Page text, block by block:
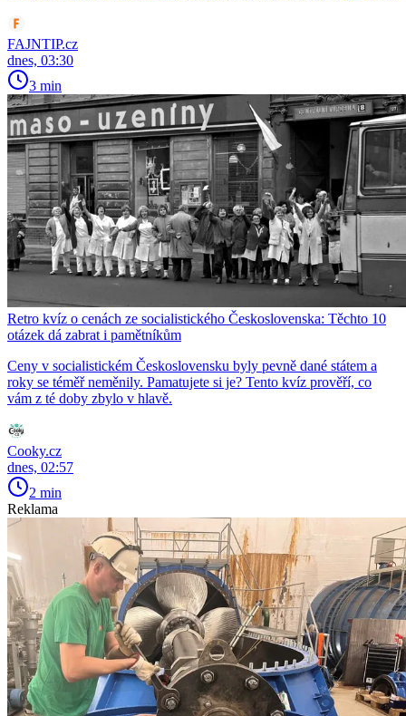
FAJNTIP.cz
dnes, 03:30
3 min
Retro kvíz o cenách ze socialistického Československa: Těchto 10
otázek dá zabrat i pamětníkům
Ceny v socialistickém Československu byly pevně dané státem a
roky se téměř neměnily. Pamatujete si je? Tento kvíz prověří, co
vám z té doby zbylo v hlavě.
Cooky.cz
dnes, 02:57
2 min
Reklama